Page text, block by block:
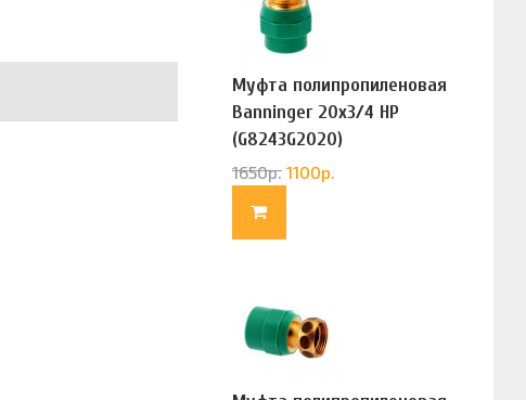
Муфта полипропиленовая
Banninger 20х3/4 НР
(G8243G2020)
1650р. 1100р.